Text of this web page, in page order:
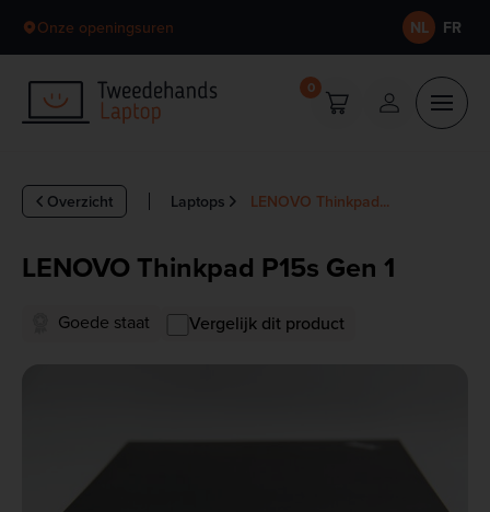
Onze openingsuren NL FR
0
Laptops LENOVO Thinkpad...
Overzicht
LENOVO Thinkpad P15s Gen 1
Goede staat Vergelijk dit product